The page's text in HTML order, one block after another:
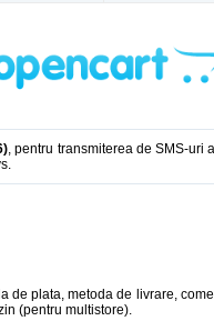
, pentru transmiterea de SMS-uri
de plata, metoda de livrare,
(pentru multistore).